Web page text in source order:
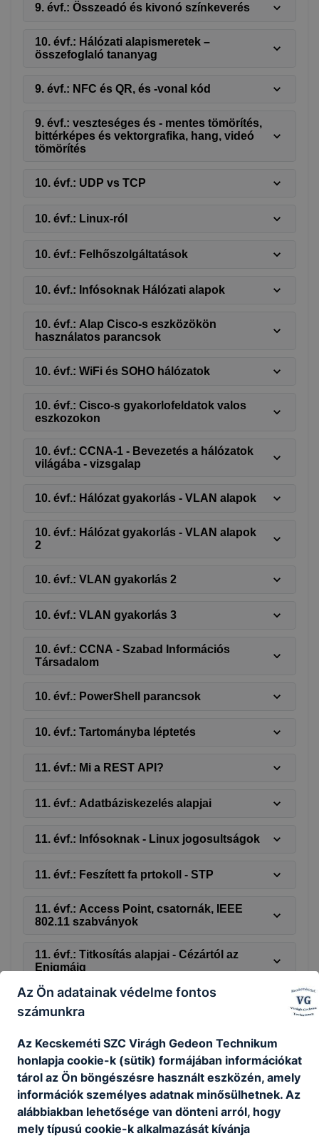
9. évf.: Összeadó és kivonó színkeverés
10. évf.: Hálózati alapismeretek –
összefoglaló tananyag
9. évf.: NFC és QR, és -vonal kód
9. évf.: veszteséges és - mentes tömörítés,
bittérképes és vektorgrafika, hang, videó
tömörítés
10. évf.: UDP vs TCP
10. évf.: Linux-ról
10. évf.: Felhőszolgáltatások
10. évf.: Infósoknak Hálózati alapok
10. évf.: Alap Cisco-s eszközökön
használatos parancsok
10. évf.: WiFi és SOHO hálózatok
10. évf.: Cisco-s gyakorlofeldatok valos
eszkozokon
10. évf.: CCNA-1 - Bevezetés a hálózatok
világába - vizsgalap
10. évf.: Hálózat gyakorlás - VLAN alapok
10. évf.: Hálózat gyakorlás - VLAN alapok
2
10. évf.: VLAN gyakorlás 2
10. évf.: VLAN gyakorlás 3
10. évf.: CCNA - Szabad Információs
Társadalom
10. évf.: PowerShell parancsok
10. évf.: Tartományba léptetés
11. évf.: Mi a REST API?
11. évf.: Adatbáziskezelés alapjai
11. évf.: Infósoknak - Linux jogosultságok
11. évf.: Feszített fa prtokoll - STP
11. évf.: Access Point, csatornák, IEEE
802.11 szabványok
11. évf.: Titkosítás alapjai - Cézártól az
Enigmáig
11. évf.: Infósoknak - konténerezés
11. évf.: router-on-a-stick módszerrel
VLAN-ok közötti forgalomirányítás
konfigurálása
Magyarország megyéi
Az Ön adatainak védelme fontos
számunkra
Az Kecskeméti SZC Virágh Gedeon Technikum
honlapja cookie-k (sütik) formájában információkat
tárol az Ön böngészésre használt eszközén, amely
információk személyes adatnak minősülhetnek. Az
alábbiakban lehetősége van dönteni arról, hogy
mely típusú cookie-k alkalmazását kívánja